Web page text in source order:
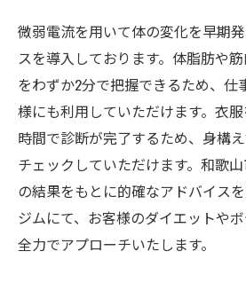
微弱電流を用いて体の変化を早期発
スを導入しております。体脂肪や
をわずか2分で把握できるため、仕
様にも利用していただけます。衣
時間で診断が完了するため、身構
チェックしていただけます。和歌山
の結果をもとに的確なアドバイス
ジムにて、お客様のダイエットや
全力でアプローチいたします。